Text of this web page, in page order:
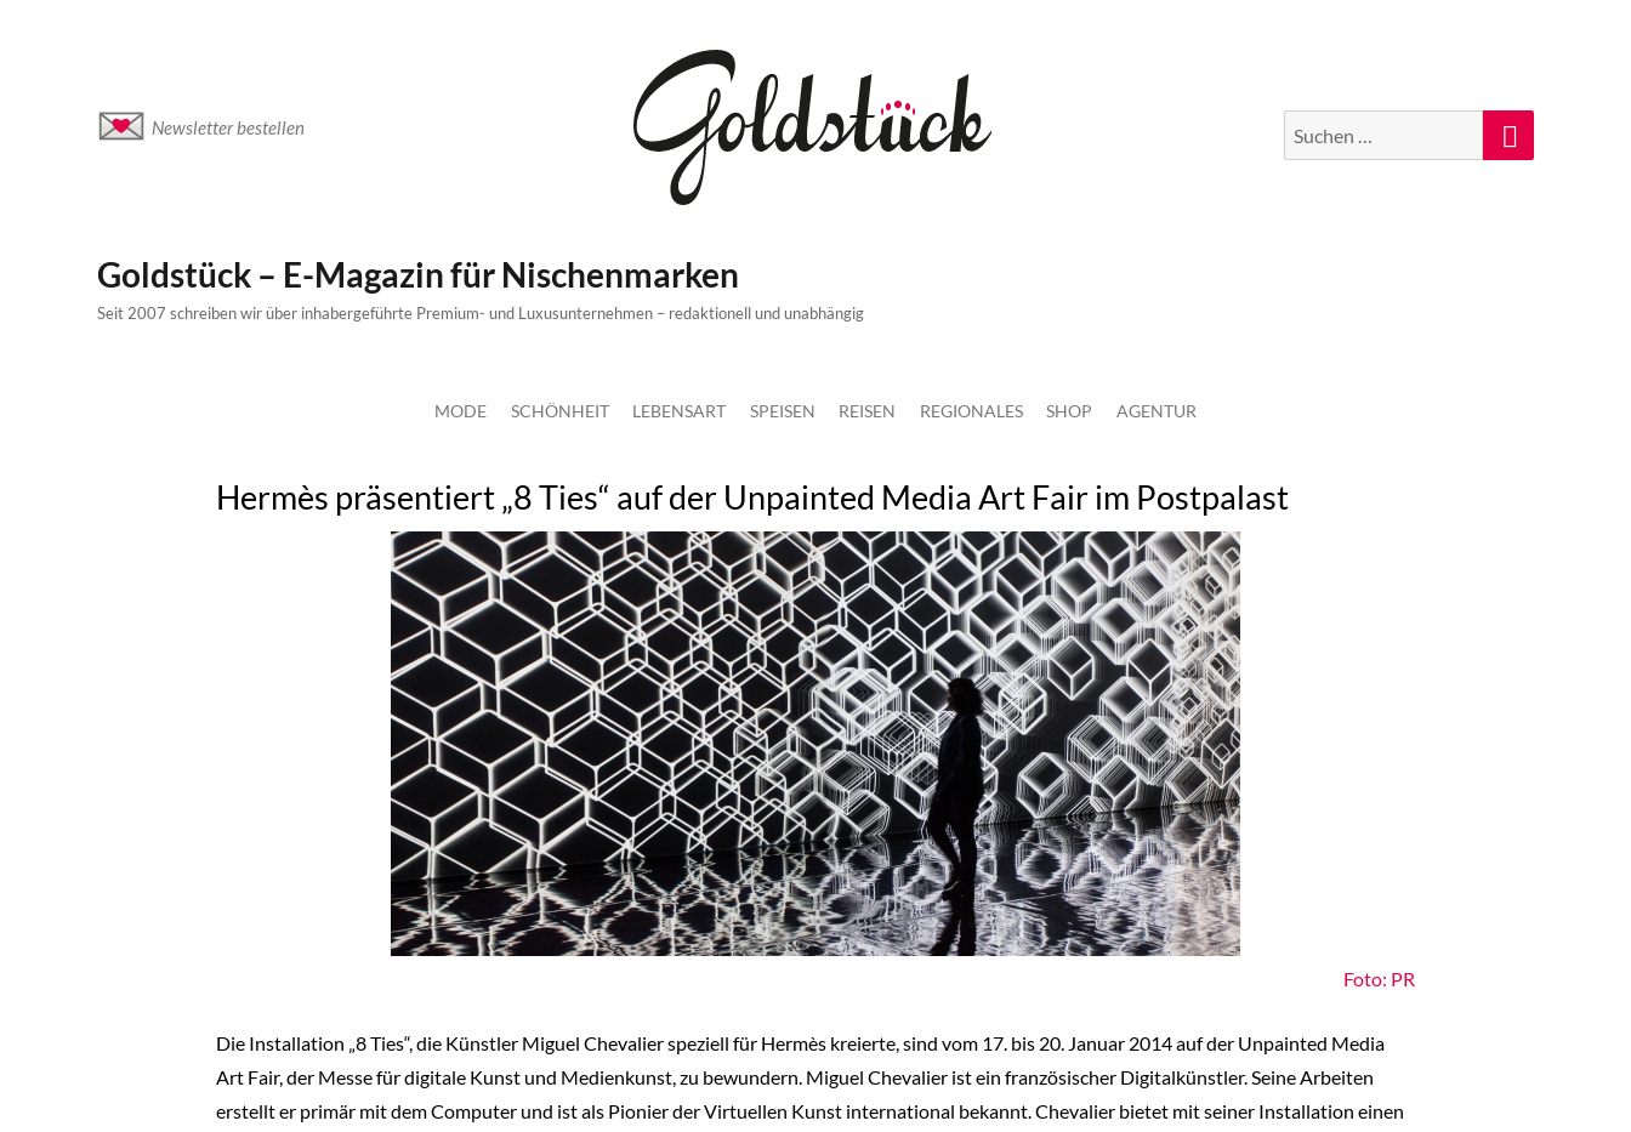
Newsletter bestellen
Suche
nach:
Suchen
Goldstück – E-Magazin für Nischenmarken
Seit 2007 schreiben wir über inhabergeführte Premium- und Luxusunternehmen – redaktionell und unabhängig
MODE SCHÖNHEIT LEBENSART SPEISEN REISEN REGIONALES SHOP AGENTUR
Hermès präsentiert „8 Ties“ auf der Unpainted Media Art Fair im Postpalast
Foto: PR
Die Installation „8 Ties“, die Künstler Miguel Chevalier speziell für Hermès kreierte, sind vom 17. bis 20. Januar 2014 auf der Unpainted Media
Art Fair, der Messe für digitale Kunst und Medienkunst, zu bewundern. Miguel Chevalier ist ein französischer Digitalkünstler. Seine Arbeiten
erstellt er primär mit dem Computer und ist als Pionier der Virtuellen Kunst international bekannt. Chevalier bietet mit seiner Installation einen